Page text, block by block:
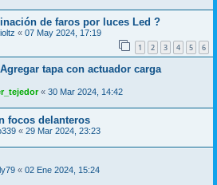
de faros por luces Led ?
« 07 May 2024, 17:19
1 2 3 4 5 6
tapa con actuador carga
« 30 Mar 2024, 14:42
focos delanteros
« 29 Mar 2024, 23:23
« 02 Ene 2024, 15:24